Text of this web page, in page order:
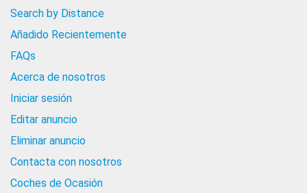
Search by Distance
Añadido Recientemente
FAQs
Acerca de nosotros
Iniciar sesión
Editar anuncio
Eliminar anuncio
Contacta con nosotros
Coches de Ocasión